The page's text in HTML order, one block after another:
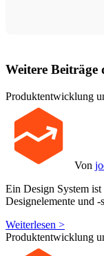
Weitere Beiträge
Produktentwicklung
Von
Ein Design System
Designelemente und -
Weiterlesen >
Produktentwicklung